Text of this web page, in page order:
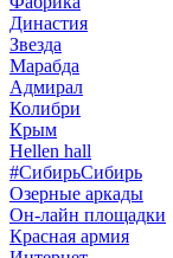
Династия
Звезда
Марабда
Адмирал
Колибри
Крым
Hellen hall
#СибирьСибирь
Озерные аркады
Он-лайн площадки
Красная армия